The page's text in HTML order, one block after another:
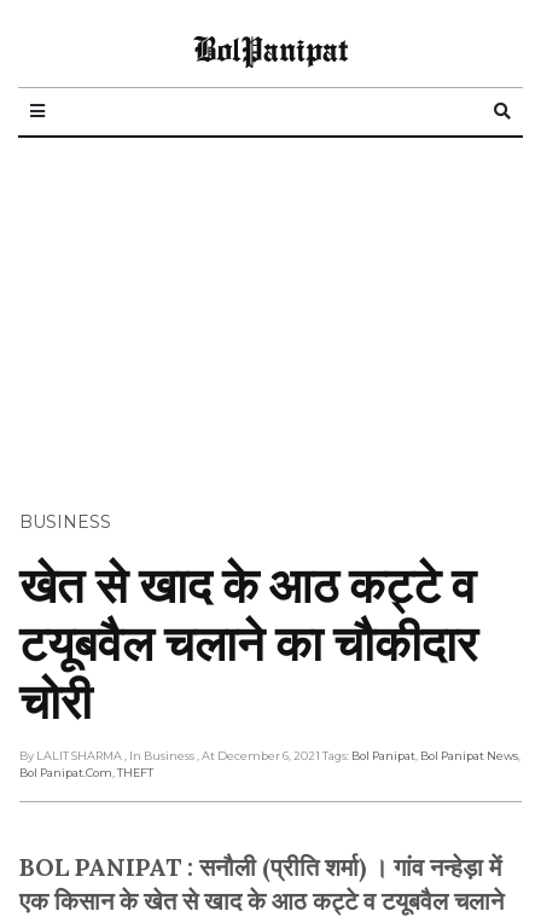
BolPanipat
BUSINESS
खेत से खाद के आठ कट्टे व
टयूबवैल चलाने का चौकीदार
चोरी
By LALIT SHARMA , In Business , At December 6, 2021 Tags: Bol Panipat Bol Panipat News
Bol Panipat.com THEFT
BOL PANIPAT : सनौली (प्रीति शर्मा) । गांव नन्हेड़ा में
एक किसान के खेत से खाद के आठ कट्टे व टयूबवैल चलाने